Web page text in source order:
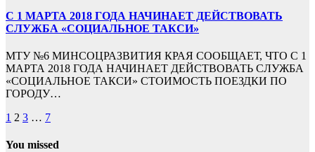
С 1 МАРТА 2018 ГОДА НАЧИНАЕТ ДЕЙСТВОВАТЬ
СЛУЖБА «СОЦИАЛЬНОЕ ТАКСИ»
МТУ №6 МИНСОЦРАЗВИТИЯ КРАЯ СООБЩАЕТ, ЧТО С 1
МАРТА 2018 ГОДА НАЧИНАЕТ ДЕЙСТВОВАТЬ СЛУЖБА
«СОЦИАЛЬНОЕ ТАКСИ» СТОИМОСТЬ ПОЕЗДКИ ПО
ГОРОДУ…
Пагинация
записей
1 2 3 … 7
You missed